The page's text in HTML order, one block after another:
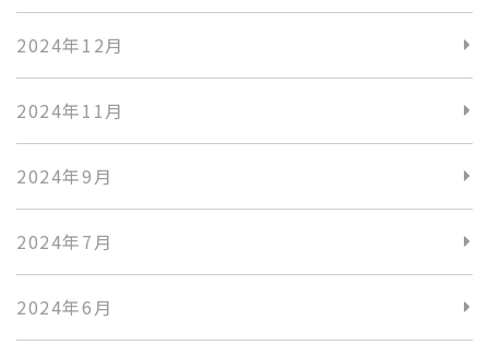
2024年12月
2024年11月
2024年9月
2024年7月
2024年6月